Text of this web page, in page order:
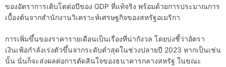
ของอัตราการเติบโตต่อปีของ GDP ที่แท้จริง พร้อมด้วยการประมาณการ
เบื้องต้นจากสำนักงานวิเคราะห์เศรษฐกิจของสหรัฐอเมริกา
การเพิ่มขึ้นของราคารายเดือนเป็นเรื่องที่น่ากังวล โดยบ่งชี้ว่าอัตรา
เงินเฟ้อกำลังเร่งตัวขึ้นจากระดับต่ำสุดในช่วงปลายปี 2023 หากเป็นเช่น
นั้น นั่นก็จะส่งผลต่อการตัดสินใจของธนาคารกลางสหรัฐ ในขณะ